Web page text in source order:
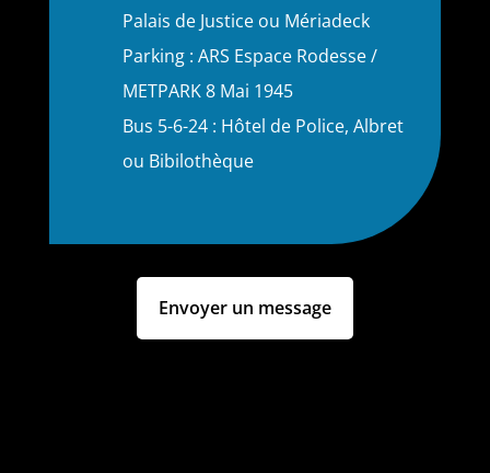
Palais de Justice ou Mériadeck
Parking : ARS Espace Rodesse /
METPARK 8 Mai 1945
Bus 5-6-24 : Hôtel de Police, Albret
ou Bibilothèque
Envoyer un message